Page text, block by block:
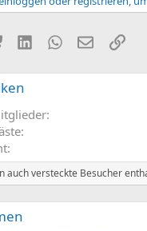
BlueskyLinkedInWhatsApp
E-MailLink
auch versteckte Besucher